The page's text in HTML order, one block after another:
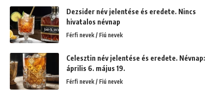
Dezsider név jelentése és eredete. Nincs
hivatalos névnap
Férfi nevek / Fiú nevek
Celesztin név jelentése és eredete. Névnap:
április 6. május 19.
Férfi nevek / Fiú nevek